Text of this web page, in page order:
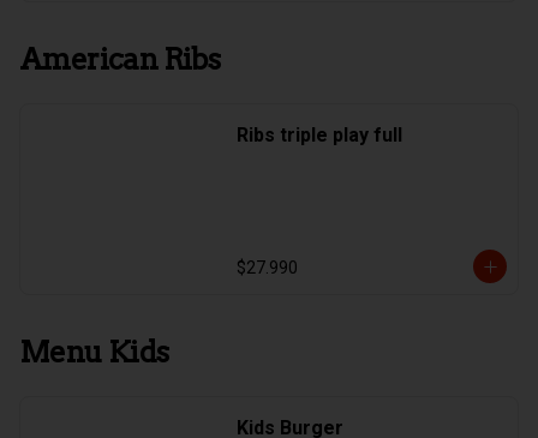
American Ribs
Ribs triple play full
$27.990
Menu Kids
Kids Burger